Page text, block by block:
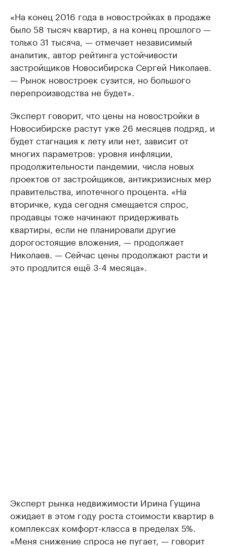
«На конец 2016 года в новостройках в продаже
было 58 тысяч квартир, а на конец прошлого —
только 31 тысяча, — отмечает независимый
аналитик, автор рейтинга устойчивости
застройщиков Новосибирска Сергей Николаев.
— Рынок новостроек сузится, но большого
перепроизводства не будет».
Эксперт говорит, что цены на новостройки в
Новосибирске растут уже 26 месяцев подряд, и
будет стагнация к лету или нет, зависит от
многих параметров: уровня инфляции,
продолжительности пандемии, числа новых
проектов от застройщиков, антикризисных мер
правительства, ипотечного процента. «На
вторичке, куда сегодня смещается спрос,
продавцы тоже начинают придерживать
квартиры, если не планировали другие
дорогостоящие вложения, — продолжает
Николаев. — Сейчас цены продолжают расти и
это продлится ещё 3-4 месяца».
Эксперт рынка недвижимости Ирина Гущина
ожидает в этом году роста стоимости квартир в
комплексах комфорт-класса в пределах 5%.
«Меня снижение спроса не пугает, — говорит